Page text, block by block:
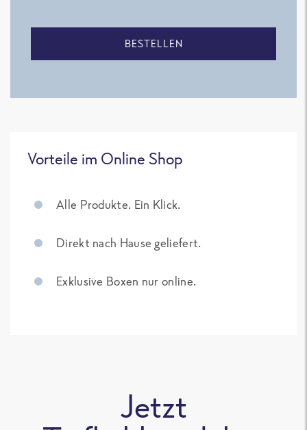
BESTELLEN
Vorteile im Online Shop
Alle Produkte. Ein Klick.
Direkt nach Hause geliefert.
Exklusive Boxen nur online.
Jetzt